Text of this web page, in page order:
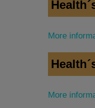
More
More